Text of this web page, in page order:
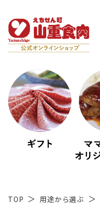
TOP 用途から選ぶ